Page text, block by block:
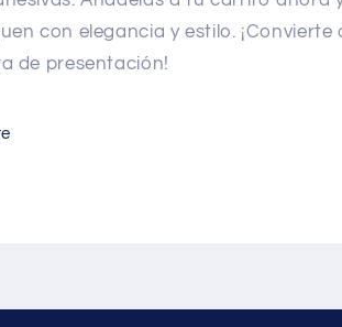
con elegancia y estilo.
de presentación!